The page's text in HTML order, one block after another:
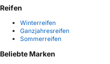
Reifen
Winterreifen
Ganzjahresreifen
Sommerreifen
Beliebte Marken